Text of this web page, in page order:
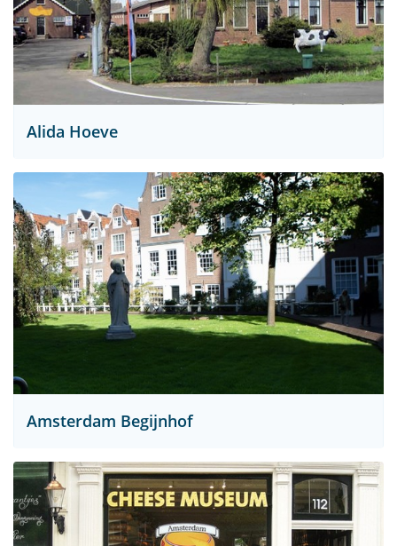
Alida Hoeve
Amsterdam Begijnhof